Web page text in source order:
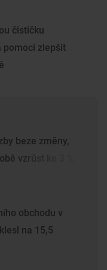
čističku
pomoci zlepšit
beze změny,
vzrůst ke 3 %
obchodu v
na 15,5